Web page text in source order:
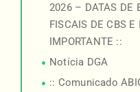
2026 – DATAS DE
FISCAIS DE CBS
IMPORTANTE ::
Notícia DGA
:: Comunicado